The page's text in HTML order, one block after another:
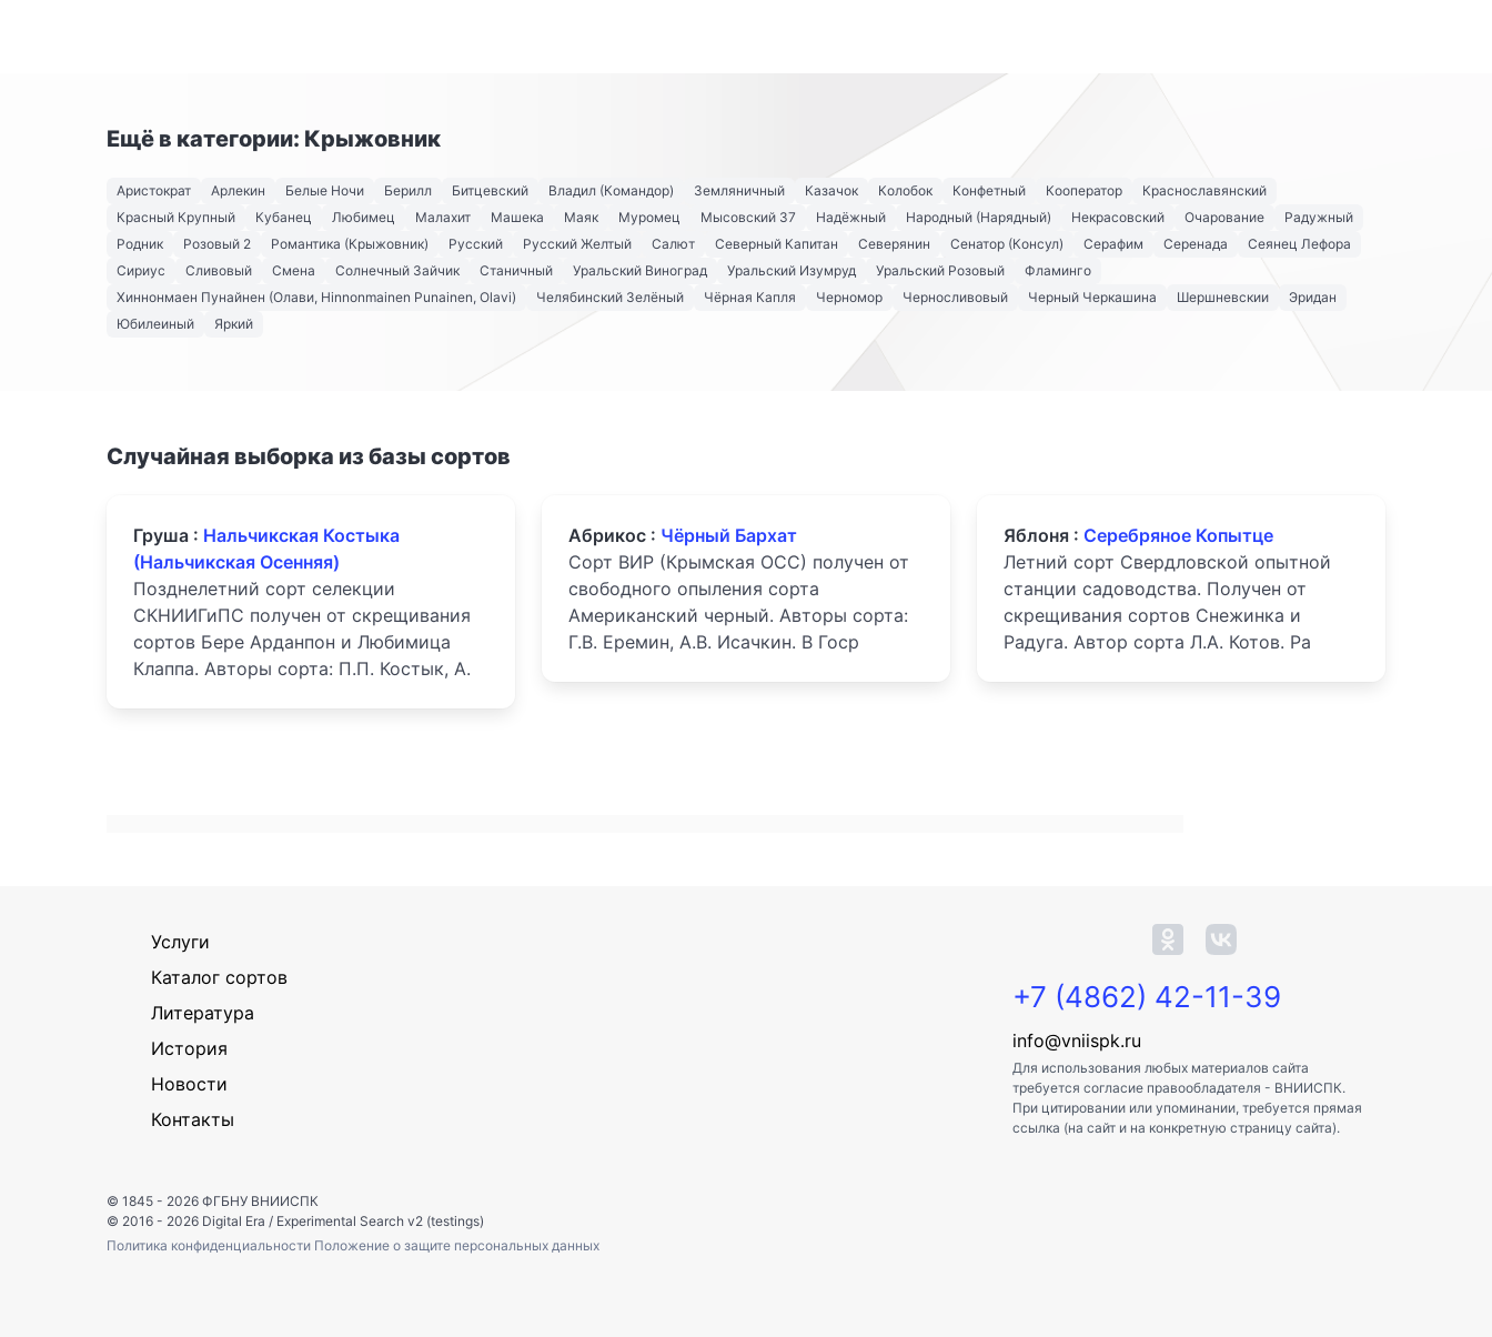
Ещё в категории: Крыжовник
Аристократ Арлекин Белые Ночи Берилл Битцевский Владил (Командор) Земляничный Казачок Колобок Конфетный Кооператор
Краснославянский
Красный Крупный
Кубанец Любимец Малахит Машека Маяк Муромец Мысовский 37 Надёжный Народный (Нарядный) Некрасовский Очарование
Радужный
Родник
Розовый 2 Романтика (Крыжовник) Русский Русский Желтый Салют Северный Капитан Северянин Сенатор (Консул) Серафим Серенада
Сеянец Лефора
Сириус
Сливовый Смена Солнечный Зайчик Станичный Уральский Виноград Уральский Изумруд Уральский Розовый
Фламинго
Хиннонмаен Пунайнен (Олави, Hinnonmainen Punainen, Olavi)
Челябинский Зелёный Чёрная Капля Черномор Черносливовый Черный Черкашина Шершневскии
Эридан
Юбилеиный
Яркий
Случайная выборка из базы сортов
Груша : Нальчикская Костыка
(Нальчикская Осенняя)
Позднелетний сорт селекции
СКНИИГиПС получен от скрещивания
сортов Бере Арданпон и Любимица
Клаппа. Авторы сорта: П.П. Костык, А.
Абрикос : Чёрный Бархат
Сорт ВИР (Крымская ОСС) получен от
свободного опыления сорта
Американский черный. Авторы сорта:
Г.В. Еремин, А.В. Исачкин. В Госр
Яблоня : Серебряное Копытце
Летний сорт Свердловской опытной
станции садоводства. Получен от
скрещивания сортов Снежинка и
Радуга. Автор сорта Л.А. Котов. Ра
Услуги
Каталог сортов
Литература
История
Новости
Контакты
+7 (4862) 42-11-39
info@vniispk.ru
Для использования любых материалов сайта
требуется согласие правообладателя - ВНИИСПК.
При цитировании или упоминании, требуется прямая
ссылка (на сайт и на конкретную страницу сайта).
© 1845 - 2026 ФГБНУ ВНИИСПК
© 2016 - 2026 Digital Era / Experimental Search v2 (testings)
Политика конфиденциальности Положение о защите персональных данных